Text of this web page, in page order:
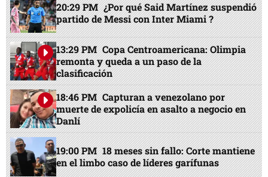
20:29 PM ¿Por qué Said Martínez suspendió
partido de Messi con Inter Miami ?
13:29 PM Copa Centroamericana: Olimpia
remonta y queda a un paso de la
clasificación
18:46 PM Capturan a venezolano por
muerte de expolicía en asalto a negocio en
Danlí
19:00 PM 18 meses sin fallo: Corte mantiene
en el limbo caso de líderes garífunas